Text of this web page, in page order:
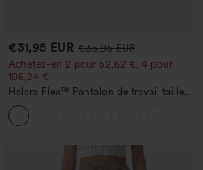
€31,95 EUR €35,95 EUR
Achetez-en 2 pour 52,62 €, 4 pour
105,24 €
Halara Flex™ Pantalon de travail taille
haute sculptant la silhouette, gainant la
taille, avec poches, jambe large en
micro-gaufre